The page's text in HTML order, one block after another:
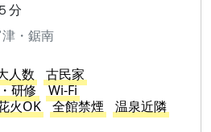
分
・鋸南
人数
古民家
研修
Wi-Fi
火OK 全館禁煙
温泉近隣